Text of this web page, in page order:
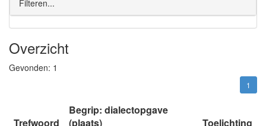
Filteren...
Overzicht
Gevonden: 1
1
Trefwoord
Begrip: dialectopgave
(plaats)
Toelichting